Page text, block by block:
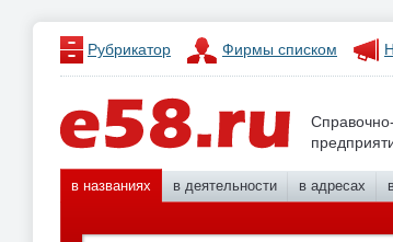
Рубрикатор Фирмы списком
в названиях в деятельности в адресах